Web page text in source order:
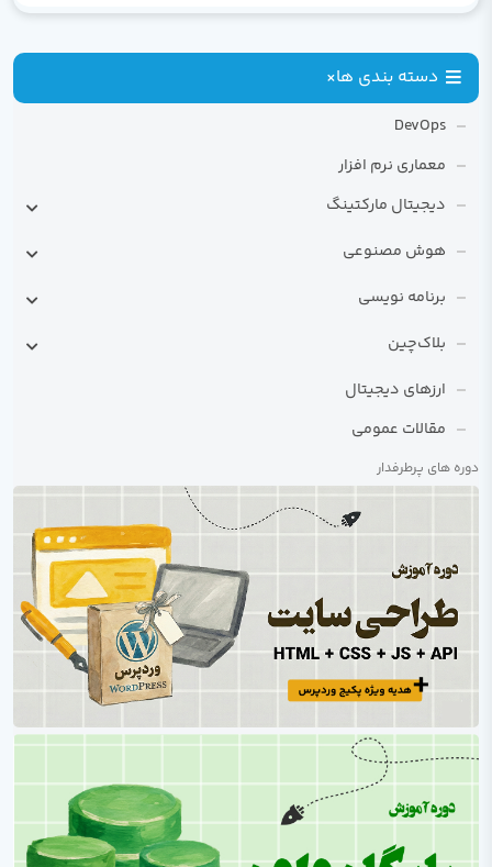
دسته بندی ها×
DevOps
معماری نرم افزار
دیجیتال مارکتینگ
سئو
هوش مصنوعی
کاربردهای هوش مصنوعی
ChatGPT
برنامه نویسی
دیتابیس
100 ابر قهرمان برنامه نویسی
جاوا
سی شارپ
اصول برنامه نویسی
پایتون
مقایسه زبان های برنامه نویسی
تست نویسی
ابزار های مدیریت پروژه
توسعه وب
بلاک‌چین
زبان برنامه‌نویسی سالیدیتی
ارزهای دیجیتال
مقالات عمومی
دوره های پرطرفدار